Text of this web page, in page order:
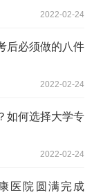
2022-02-24
后必须做的八件
2022-02-24
如何选择大学专
2022-02-24
医院圆满完成